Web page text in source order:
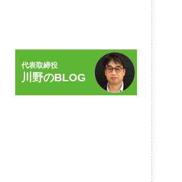
代表取締役
川野のBLOG